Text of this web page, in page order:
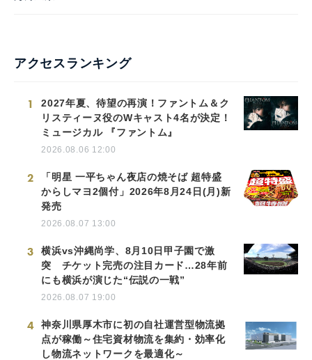
アクセスランキング
1
2027年夏、待望の再演！ファントム＆ク
リスティーヌ役のWキャスト4名が決定！
ミュージカル 『ファントム』
2026.08.06 12:00
2
「明星 一平ちゃん夜店の焼そば 超特盛
からしマヨ2個付」2026年8月24日(月)新
発売
2026.08.07 13:00
3
横浜vs沖縄尚学、8月10日甲子園で激
突 チケット完売の注目カード…28年前
にも横浜が演じた“伝説の一戦”
2026.08.07 19:00
4
神奈川県厚木市に初の自社運営型物流拠
点が稼働～住宅資材物流を集約・効率化
し物流ネットワークを最適化～